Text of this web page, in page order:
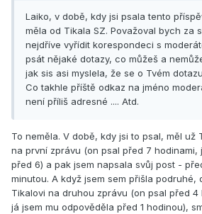
Laiko, v době, kdy jsi psala tento
měla od Tikala SZ. Považoval bych za
nejdříve vyřídit korespondeci s
psát nějaké dotazy, co můžeš a
jak sis asi myslela, že se o Tvém
Co takhle příště odkaz na jméno
není příliš adresné .... Atd.
To neměla. V době, kdy jsi to psal, měl už
na první zprávu (on psal před 7 hodinami,
před 6) a pak jsem napsala svůj post -
minutou. A když jsem sem přišla podruhé,
Tikalovi na druhou zprávu (on psal před 4
já jsem mu odpověděla před 1 hodinou),